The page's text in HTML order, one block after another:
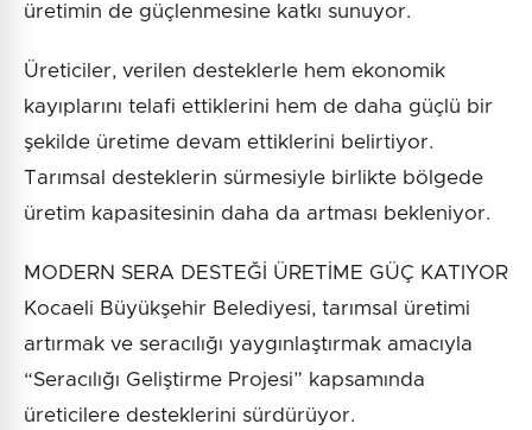
üretimin de güçlenmesine katkı sunuyor.
Üreticiler, verilen desteklerle hem ekonomik
kayıplarını telafi ettiklerini hem de daha güçlü bir
şekilde üretime devam ettiklerini belirtiyor.
Tarımsal desteklerin sürmesiyle birlikte bölgede
üretim kapasitesinin daha da artması bekleniyor.
MODERN SERA DESTEĞİ ÜRETİME GÜÇ KATIYOR
Kocaeli Büyükşehir Belediyesi, tarımsal üretimi
artırmak ve seracılığı yaygınlaştırmak amacıyla
“Seracılığı Geliştirme Projesi” kapsamında
üreticilere desteklerini sürdürüyor.